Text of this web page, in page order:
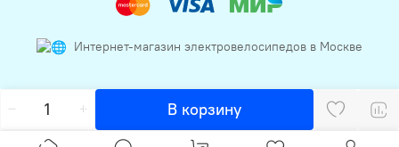
В корзину
Интернет-магазин электровелосипедов в Москве